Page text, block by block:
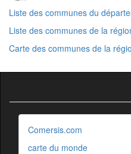
Liste des communes du
Liste des communes de la
Carte des communes de la
Comersis.com
carte du monde